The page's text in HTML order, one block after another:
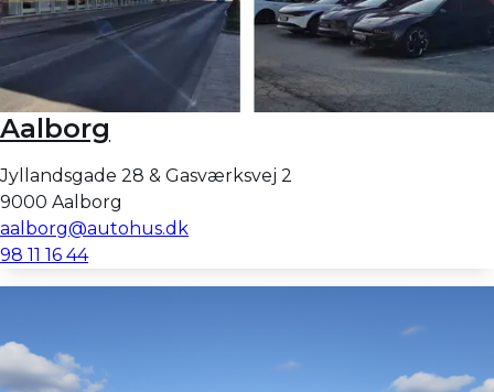
Aalborg
Jyllandsgade 28 & Gasværksvej 2
9000 Aalborg
aalborg@autohus.dk
98 11 16 44